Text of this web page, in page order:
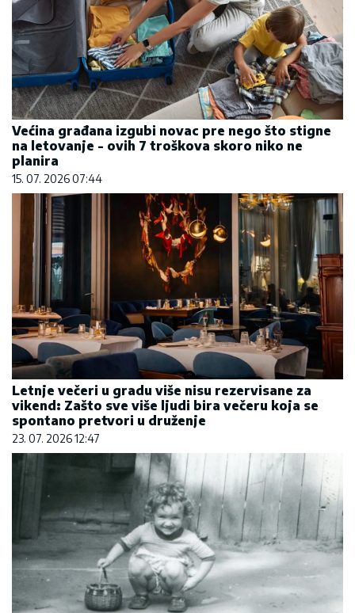
Većina građana izgubi novac pre nego što stigne
na letovanje - ovih 7 troškova skoro niko ne
planira
15. 07. 2026 07:44
Letnje večeri u gradu više nisu rezervisane za
vikend: Zašto sve više ljudi bira večeru koja se
spontano pretvori u druženje
23. 07. 2026 12:47